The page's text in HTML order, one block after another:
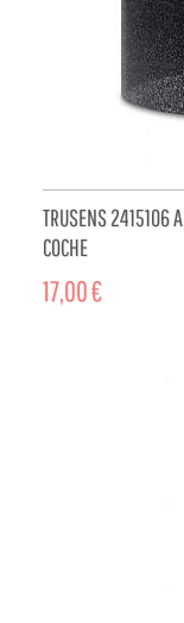
TRUSENS 2415106
COCHE
17,00 €